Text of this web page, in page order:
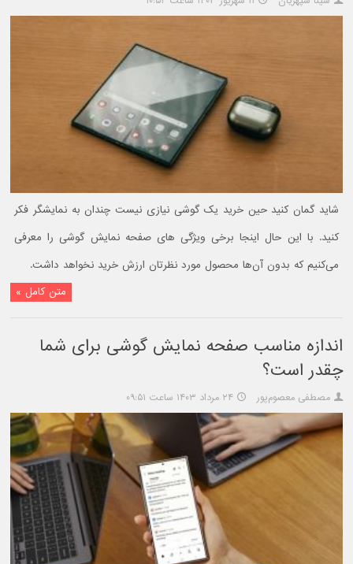
شاید گمان کنید حین خرید یک گوشی نیازی نیست چندان به نمایشگر فکر
کنید. با این حال اینجا برخی ویژگی های صفحه نمایش گوشی را معرفی
می‌کنیم که بدون آن‌ها محصول مورد نظرتان ارزش خرید نخواهد داشت.
متن کامل »
اندازه مناسب صفحه نمایش گوشی برای شما
چقدر است؟
مصطفی معصوم‌پور ۲۴ مرداد ۱۴۰۳ ساعت ۰۹:۵۱